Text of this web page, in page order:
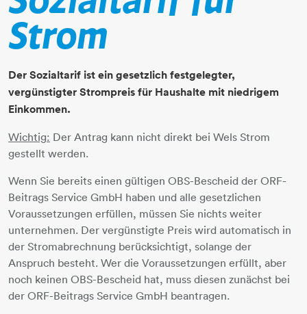
Strom
Der Sozialtarif ist ein gesetzlich festgelegter,
vergünstigter Strompreis für Haushalte mit niedrigem
Einkommen.
Wichtig: Der Antrag kann nicht direkt bei Wels Strom
gestellt werden.
Wenn Sie bereits einen gültigen OBS-Bescheid der ORF-
Beitrags Service GmbH haben und alle gesetzlichen
Voraussetzungen erfüllen, müssen Sie nichts weiter
unternehmen. Der vergünstigte Preis wird automatisch in
der Stromabrechnung berücksichtigt, solange der
Anspruch besteht. Wer die Voraussetzungen erfüllt, aber
noch keinen OBS-Bescheid hat, muss diesen zunächst bei
der ORF-Beitrags Service GmbH beantragen.